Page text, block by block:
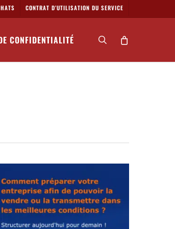
CONTRAT D’UTILISATION DU SERVICE
CONFIDENTIALITÉ search